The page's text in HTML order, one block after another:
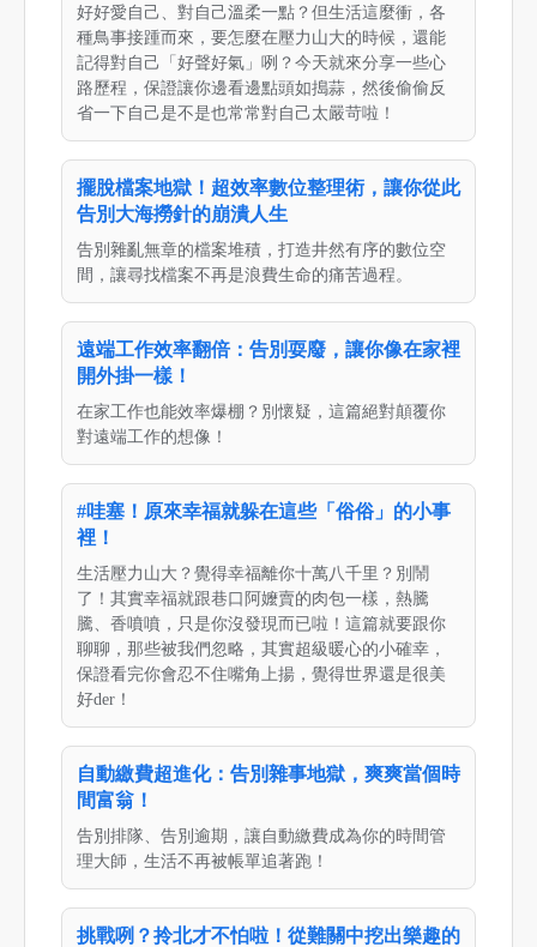
好好愛自己、對自己溫柔一點？但生活這麼衝，各
種鳥事接踵而來，要怎麼在壓力山大的時候，還能
記得對自己「好聲好氣」咧？今天就來分享一些心
路歷程，保證讓你邊看邊點頭如搗蒜，然後偷偷反
省一下自己是不是也常常對自己太嚴苛啦！
擺脫檔案地獄！超效率數位整理術，讓你從此
告別大海撈針的崩潰人生
告別雜亂無章的檔案堆積，打造井然有序的數位空
間，讓尋找檔案不再是浪費生命的痛苦過程。
遠端工作效率翻倍：告別耍廢，讓你像在家裡
開外掛一樣！
在家工作也能效率爆棚？別懷疑，這篇絕對顛覆你
對遠端工作的想像！
#哇塞！原來幸福就躲在這些「俗俗」的小事
裡！
生活壓力山大？覺得幸福離你十萬八千里？別鬧
了！其實幸福就跟巷口阿嬤賣的肉包一樣，熱騰
騰、香噴噴，只是你沒發現而已啦！這篇就要跟你
聊聊，那些被我們忽略，其實超級暖心的小確幸，
保證看完你會忍不住嘴角上揚，覺得世界還是很美
好der！
自動繳費超進化：告別雜事地獄，爽爽當個時
間富翁！
告別排隊、告別逾期，讓自動繳費成為你的時間管
理大師，生活不再被帳單追著跑！
挑戰咧？拎北才不怕啦！從難關中挖出樂趣的